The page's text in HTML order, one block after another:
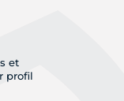
et
profil